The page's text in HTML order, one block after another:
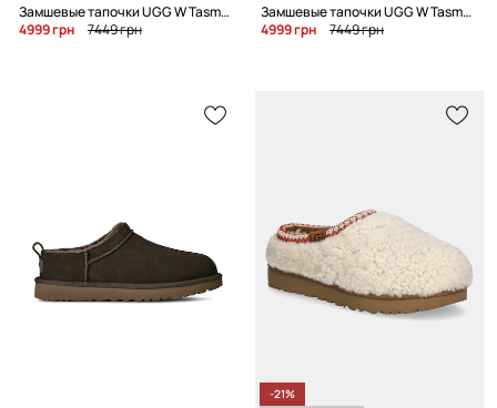
Замшевые тапочки UGG W Tasman Lace
4999 грн
7449 грн
Замшевые тапочки UGG W Tasman Lace
4999 грн
7449 грн
-21%